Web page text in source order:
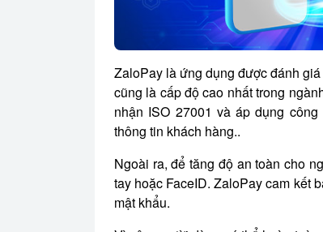
ZaloPay là ứng dụng được đánh
cũng là cấp độ cao nhất trong
nhận ISO 27001 và áp dụng
thông tin khách hàng..
Ngoài ra, để tăng độ an toàn cho
tay hoặc FaceID. ZaloPay cam kết
mật khẩu.